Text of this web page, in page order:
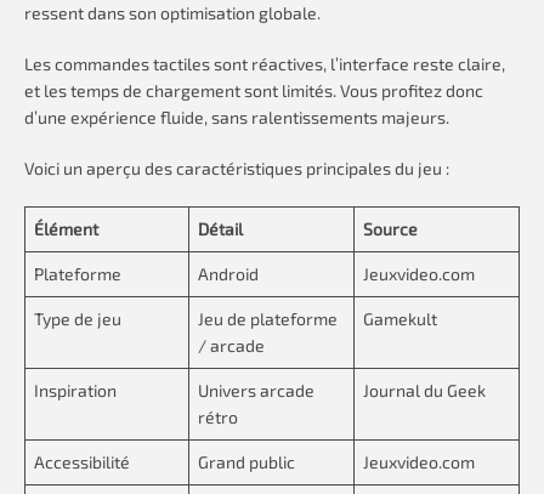
ressent dans son optimisation globale.
Les commandes tactiles sont réactives, l’interface reste claire,
et les temps de chargement sont limités. Vous profitez donc
d’une expérience fluide, sans ralentissements majeurs.
Voici un aperçu des caractéristiques principales du jeu :
Élément Détail Source
Plateforme Android Jeuxvideo.com
Type de jeu
Jeu de plateforme
/ arcade
Gamekult
Inspiration
Univers arcade
rétro
Journal du Geek
Accessibilité Grand public Jeuxvideo.com